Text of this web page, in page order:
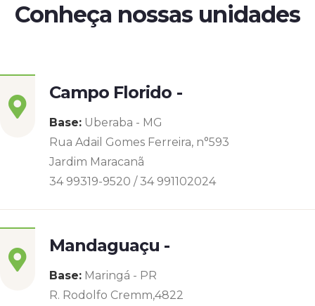
Conheça nossas unidades
Campo Florido -
Base: Uberaba - MG
Rua Adail Gomes Ferreira, n°593
Jardim Maracanã
34 99319-9520 / 34 991102024
Mandaguaçu -
Base: Maringá - PR
R. Rodolfo Cremm,4822